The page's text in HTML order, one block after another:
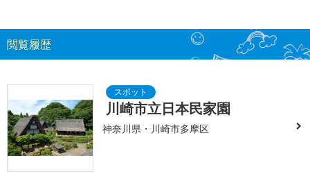
閲覧履歴
川崎市立日本民家園
神奈川県・川崎市多摩区